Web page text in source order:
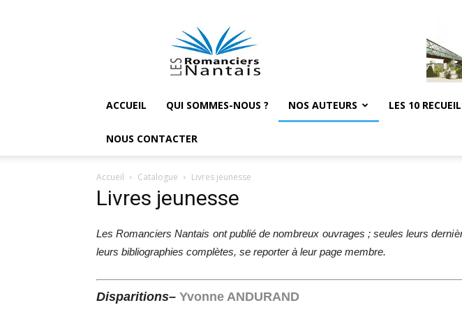
Les
Romanciers
nantais
ACCUEIL QUI SOMMES-NOUS ? NOS AUTEURS LES 10
NOUS CONTACTER
Accueil Catalogue Livres jeunesse
Livres jeunesse
Les Romanciers Nantais ont publié de nombreux ouvrages ; seules leurs
leurs bibliographies complètes, se reporter à leur page membre.
Disparitions– Yvonne ANDURAND